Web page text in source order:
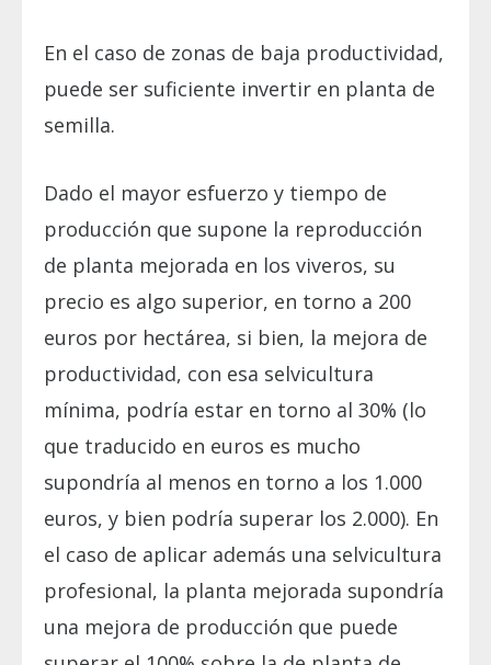
En el caso de zonas de baja productividad,
puede ser suficiente invertir en planta de
semilla.
Dado el mayor esfuerzo y tiempo de
producción que supone la reproducción
de planta mejorada en los viveros, su
precio es algo superior, en torno a 200
euros por hectárea, si bien, la mejora de
productividad, con esa selvicultura
mínima, podría estar en torno al 30% (lo
que traducido en euros es mucho
supondría al menos en torno a los 1.000
euros, y bien podría superar los 2.000). En
el caso de aplicar además una selvicultura
profesional, la planta mejorada supondría
una mejora de producción que puede